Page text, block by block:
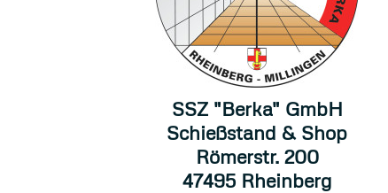
SSZ "Berka" GmbH
Schießstand & Shop
Römerstr. 200
47495 Rheinberg